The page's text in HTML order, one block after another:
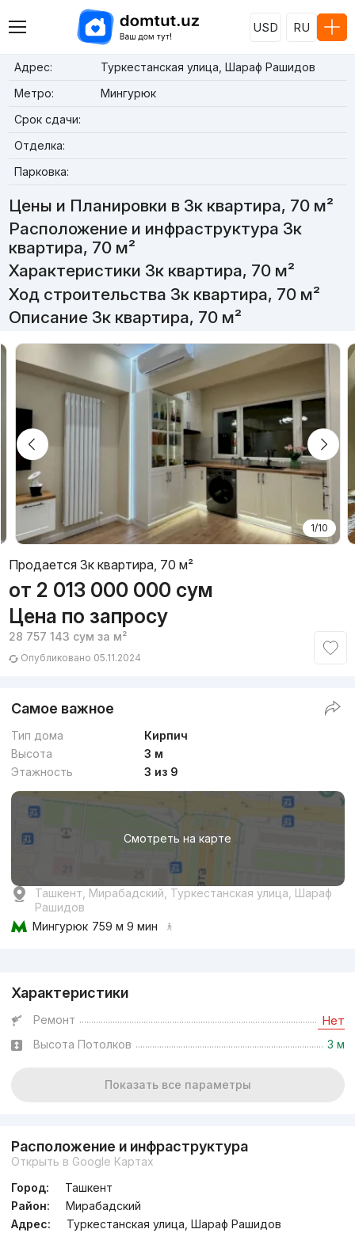
USD RU
Адрес:
Туркестанская улица, Шараф Рашидов
Метро:
Мингурюк
Срок сдачи:
Отделка:
Парковка:
Цены и Планировки в 3к квартира, 70 м²
Расположение и инфраструктура 3к
квартира, 70 м²
Характеристики 3к квартира, 70 м²
Ход строительства 3к квартира, 70 м²
Описание 3к квартира, 70 м²
1/10
Продается 3к квартира, 70 м²
от 2 013 000 000 сум
Цена по запросу
28 757 143 сум за м²
Опубликовано 05.11.2024
Самое важное
Тип дома
Кирпич
Высота
3 м
Этажность
3 из 9
Смотреть на карте
Ташкент, Мирабадский, Туркестанская улица, Шараф
Рашидов
Мингурюк 759 м 9 мин
Характеристики
Ремонт Нет
Высота Потолков 3 м
Показать все параметры
Расположение и инфраструктура
Открыть в Google Картах
Город:
Ташкент
Район:
Мирабадский
Адрес:
Туркестанская улица, Шараф Рашидов